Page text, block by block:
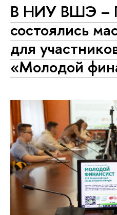
В НИУ ВШЭ –
состоялись
для
«Молодой